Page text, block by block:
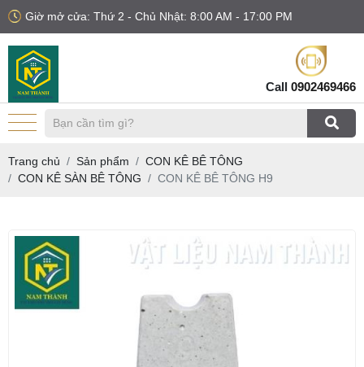
Giờ mở cửa: Thứ 2 - Chủ Nhật: 8:00 AM - 17:00 PM
Call 0902469466
Trang chủ Sản phẩm
CON KÊ BÊ TÔNG
CON KÊ SÀN BÊ TÔNG
CON KÊ BÊ TÔNG H9